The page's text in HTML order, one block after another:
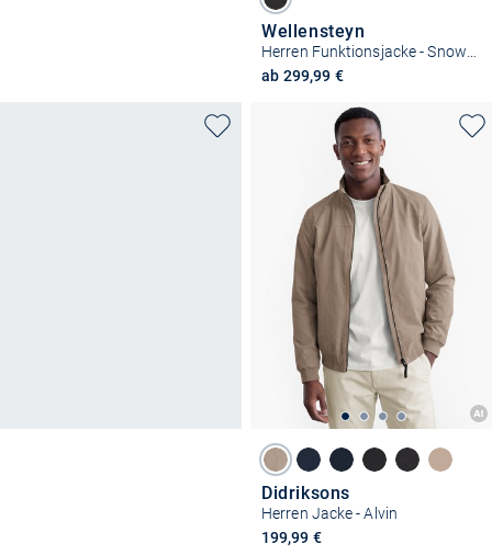
Wellensteyn
Herren Funktionsjacke - Snowstorm
ab 299,99 €
Didriksons
Herren Jacke - Alvin
199,99 €